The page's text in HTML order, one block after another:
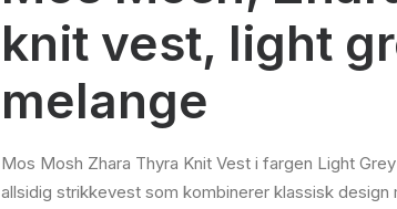
knit vest, light
melange
Mos Mosh Zhara Thyra Knit Vest i fargen Light
allsidig strikkevest som kombinerer klassisk design